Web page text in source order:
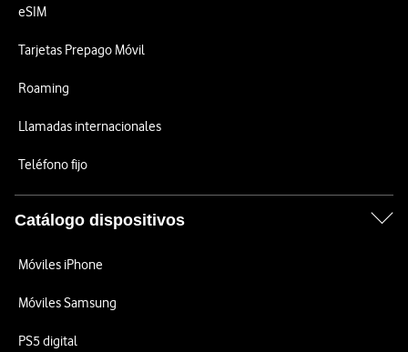
eSIM
Tarjetas Prepago Móvil
Roaming
Llamadas internacionales
Teléfono fijo
Catálogo dispositivos
Móviles iPhone
Móviles Samsung
PS5 digital